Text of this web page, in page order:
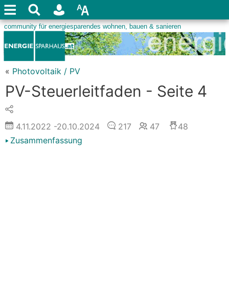
« Photovoltaik / PV
PV-Steuerleitfaden - Seite 4
4.11.2022 -20.10.2024 217 47
48
Zusammenfassung